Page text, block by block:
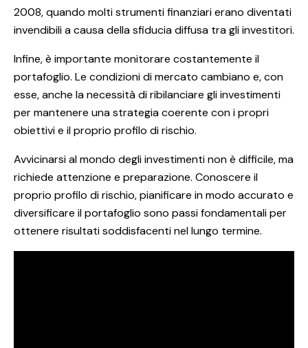
2008, quando molti strumenti finanziari erano diventati
invendibili a causa della sfiducia diffusa tra gli investitori.
Infine, è importante monitorare costantemente il
portafoglio. Le condizioni di mercato cambiano e, con
esse, anche la necessità di ribilanciare gli investimenti
per mantenere una strategia coerente con i propri
obiettivi e il proprio profilo di rischio.
Avvicinarsi al mondo degli investimenti non è difficile, ma
richiede attenzione e preparazione. Conoscere il
proprio profilo di rischio, pianificare in modo accurato e
diversificare il portafoglio sono passi fondamentali per
ottenere risultati soddisfacenti nel lungo termine.